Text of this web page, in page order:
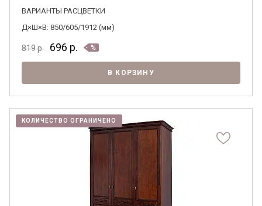
ВАРИАНТЫ РАСЦВЕТКИ
Д×Ш×В: 850/605/1912 (мм)
819р. 696 р.
В КОРЗИНУ
КОЛИЧЕСТВО ОГРАНИЧЕНО